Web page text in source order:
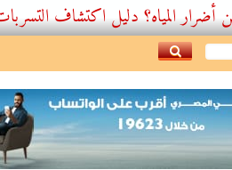
دليل اكتشاف التسربات وأفضل...